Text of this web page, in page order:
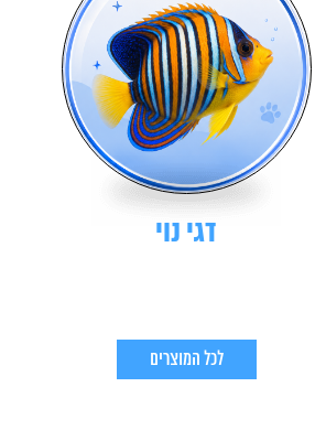
דגי נוי
לכל המוצרים